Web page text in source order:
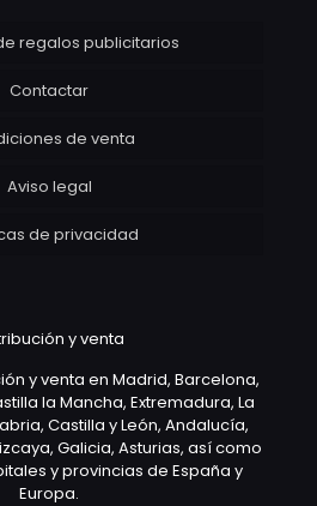
regalos publicitarios
Contactar
de venta
Aviso legal
de privacidad
y venta
y venta en Madrid, Barcelona,
la Mancha, Extremadura, La
Castilla y León, Andalucía,
Galicia, Asturias, así como
y provincias de España y
Europa.